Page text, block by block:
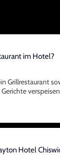
im Hotel?
Grillrestaurant
Hotel